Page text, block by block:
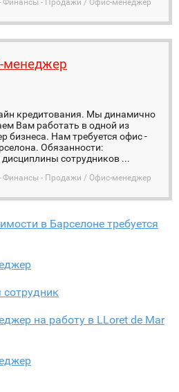
Финансы - Продажи / Офис-менеджер
кредитования. Мы динамично
Вам работать в одной из
бизнеса. Нам требуется офис -
Обязанности:
сотрудников ...
Финансы - Продажи / Офис-менеджер
в Барселоне требуется
сотрудник
на работу в LLoret de Mar